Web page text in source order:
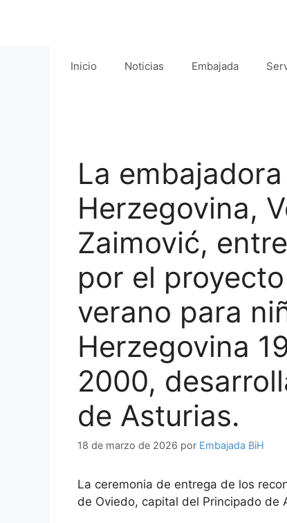
Inicio Noticias Embajada
La
Herzegovina,
Zaimović,
por el
verano para
Herzegovina
2000,
de Asturias.
18 de marzo de 2026 por Embajada BiH
La ceremonia de entrega de los
de Oviedo, capital del Principado de